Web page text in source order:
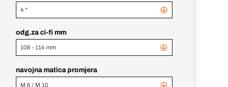
4 "
odg.za ci-fi mm
108 - 114 mm
navojna matica promjera
M 8 / M 10